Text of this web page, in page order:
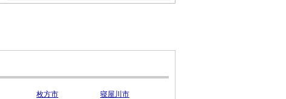
枚方市
寝屋川市